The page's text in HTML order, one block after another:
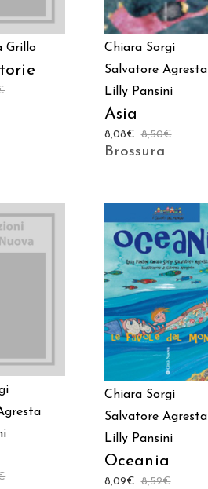
Grillo
Chiara Sorgi
Salvatore Agresta
Lilly Pansini
Asia
8,50€
8,08€
Brossura
AGGIUNGI AL
CARRELLO
Chiara Sorgi
Salvatore Agresta
Lilly Pansini
Oceania
8,52€
8,09€